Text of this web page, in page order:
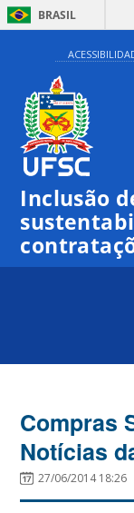
BRASIL
Inclusão
Compras
Notícias
27/06/2014 18:26